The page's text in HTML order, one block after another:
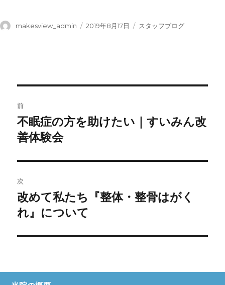
投
makesview_admin
投
2019年8月17日
カ
スタッフブログ
稿
ナ
ビ
ゲ
ー
シ
前
前
の
稿:
不眠症の方を助けたい｜すいみん改
善体験会
次
次
の
稿:
改めて私たち『整体・整骨はがく
れ』について